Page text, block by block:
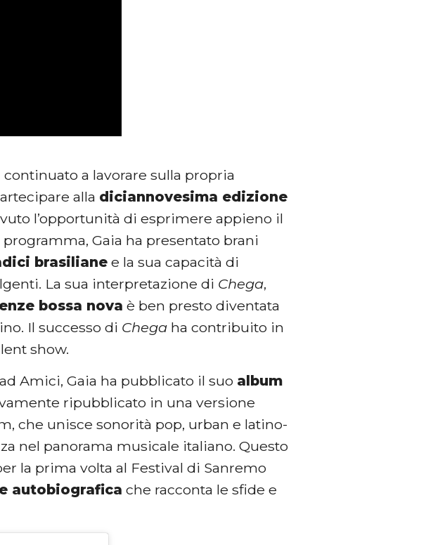
a lavorare sulla propria
alla diciannovesima edizione
l’opportunità di esprimere appieno il
Gaia ha presentato brani
brasiliane e la sua capacità di
La sua interpretazione di Chega,
bossa nova è ben presto diventata
Il successo di Chega ha contribuito in
show.
Amici, Gaia ha pubblicato il suo album
ripubblicato in una versione
che unisce sonorità pop, urban e latino-
nel panorama musicale italiano. Questo
la prima volta al Festival di Sanremo
autobiografica che racconta le sfide e